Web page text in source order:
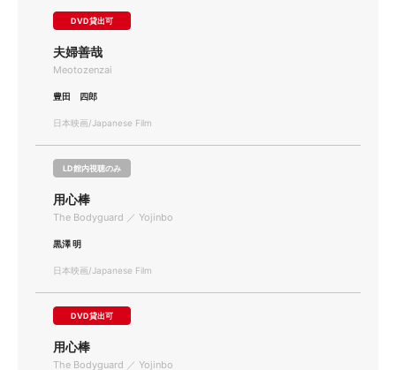
DVD貸出可
夫婦善哉
Meotozenzai
豊田 四郎
日本映画/Japanese Film
LD館内視聴のみ
用心棒
The Bodyguard ／ Yojinbo
黒澤 明
日本映画/Japanese Film
DVD貸出可
用心棒
The Bodyguard ／ Yojinbo